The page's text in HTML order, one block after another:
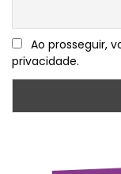
Ao prosseguir,
privacidade.